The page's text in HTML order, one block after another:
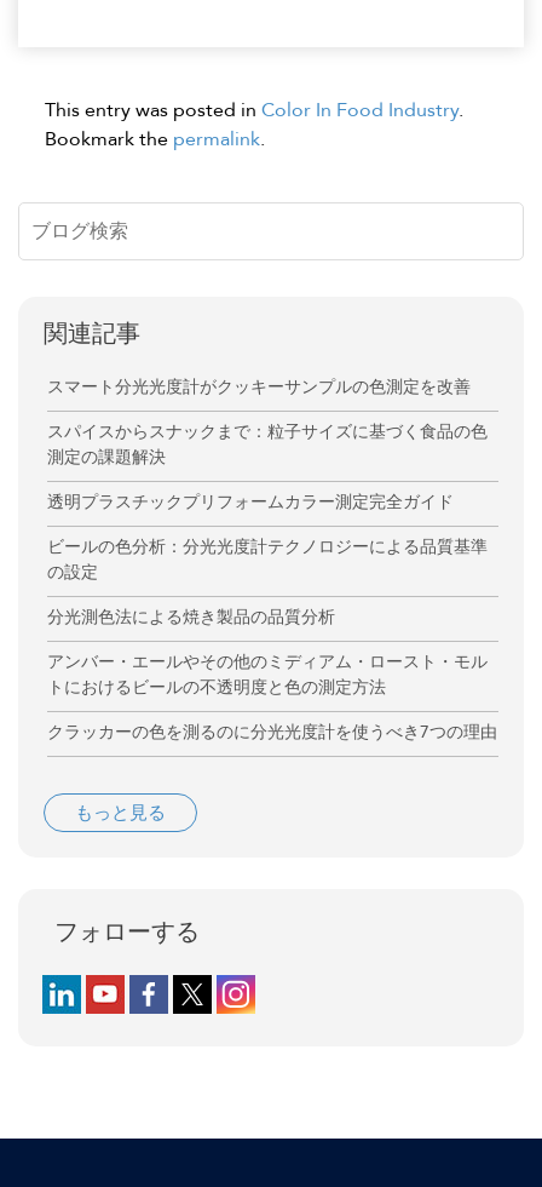
This entry was posted in Color In Food Industry.
Bookmark the permalink.
関連記事
スマート分光光度計がクッキーサンプルの色測定を改善
スパイスからスナックまで：粒子サイズに基づく食品の色
測定の課題解決
透明プラスチックプリフォームカラー測定完全ガイド
ビールの色分析：分光光度計テクノロジーによる品質基準
の設定
分光測色法による焼き製品の品質分析
アンバー・エールやその他のミディアム・ロースト・モル
トにおけるビールの不透明度と色の測定方法
クラッカーの色を測るのに分光光度計を使うべき7つの理由
もっと見る
フォローする
Follow us on LinkedIn
Follow us on YouTube
Follow us on Facebook
Follow us on X (formerly Twitter)
Follow us on Instagram